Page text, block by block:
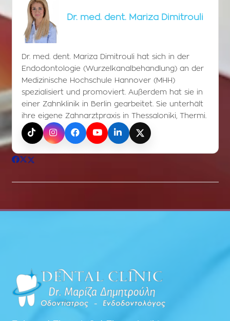
Dr. med. dent. Mariza Dimitrouli
Dr. med. dent. Mariza Dimitrouli hat sich in der
Endodontologie (Wurzelkanalbehandlung) an der
Medizinische Hochschule Hannover (MHH)
spezialisiert und promoviert. Außerdem hat sie in
einer Zahnklinik in Berlin gearbeitet. Sie unterhält
ihre eigene Zahnarztpraxis in Thessaloniki, Thermi.
TikTokInstagramFacebookYouTubeLinkedInX (Twitter)